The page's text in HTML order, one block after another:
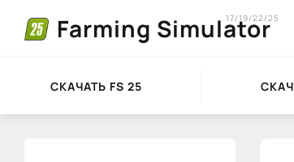
Farming Simulator
17/19/22/25
СКАЧАТЬ FS 25